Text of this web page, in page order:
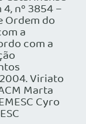
nº 3854 –
Ordem do
a
com a
Viriato
Marta
Cyro